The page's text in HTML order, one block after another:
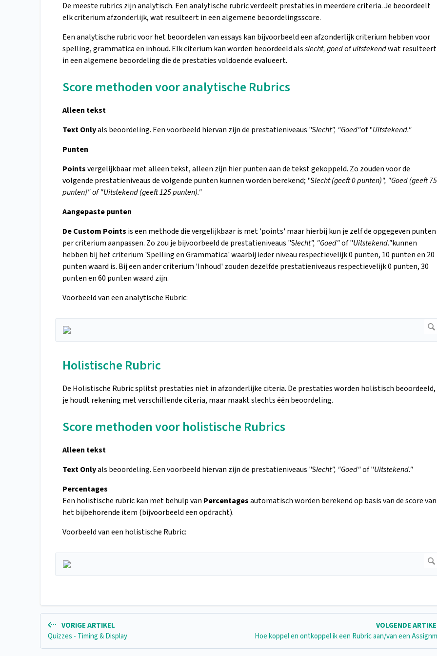
De meeste rubrics zijn analytisch. Een analytische rubric verdeelt prestaties in meerdere criteria. Je beoordeelt
elk criterium afzonderlijk, wat resulteert in een algemene beoordelingsscore.
Een analytische rubric voor het beoordelen van essays kan bijvoorbeeld een afzonderlijk criterium hebben voor
spelling, grammatica en inhoud. Elk citerium kan worden beoordeeld alsslecht, goedofuitstekendwat resulteert
in een algemene beoordeling die de prestaties voldoende evalueert.
Score methoden voor analytische Rubrics
Alleen tekst
Text Onlyals beoordeling. Een voorbeeld hiervan zijn de prestatieniveaus "Slecht", "Goed"of "Uitstekend."
Punten
Pointsvergelijkbaar met alleen tekst, alleen zijn hier punten aan de tekst gekoppeld. Zo zouden voor de
volgende prestatieniveaus de volgende punten kunnen worden berekend; "Slecht (geeft 0 punten)", "Goed (geeft 75
punten)" of "Uitstekend (geeft 125 punten)."
Aangepaste punten
De Custom Points is een methode die vergelijkbaar is met 'points' maar hierbij kun je zelf de opgegeven punten
per criterium aanpassen. Zo zou je bijvoorbeeld de prestatieniveaus "Slecht", "Goed"of "Uitstekend."kunnen
hebben bij het criterium 'Spelling en Grammatica' waarbij ieder niveau respectievelijk 0 punten, 10 punten en 20
punten waard is. Bij een ander criterium 'Inhoud' zouden dezelfde prestatieniveaus respectievelijk 0 punten, 30
punten en 60 punten waard zijn.
Voorbeeld van een analytische Rubric:
Holistische Rubric
De Holistische Rubric splitst prestaties niet in afzonderlijke citeria. De prestaties worden holistisch beoordeeld,
je houdt rekening met verschillende citeria, maar maakt slechts één beoordeling.
Score methoden voor holistische Rubrics
Alleen tekst
Text Onlyals beoordeling. Een voorbeeld hiervan zijn de prestatieniveaus "Slecht", "Goed"of "Uitstekend."
Percentages
Een holistische rubric kan met behulp van Percentagesautomatisch worden berekend op basis van de score van
het bijbehorende item (bijvoorbeeld een opdracht).
Voorbeeld van een holistische Rubric:
VORIGE ARTIKEL
Quizzes - Timing & Display
VOLGENDE